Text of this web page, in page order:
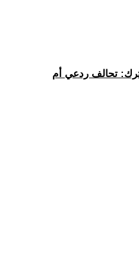
تحالف ردعي أم